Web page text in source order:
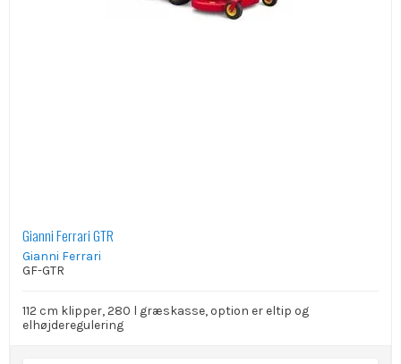
Gianni Ferrari GTR
Gianni Ferrari
GF-GTR
112 cm klipper, 280 l græskasse, option er eltip og
elhøjderegulering